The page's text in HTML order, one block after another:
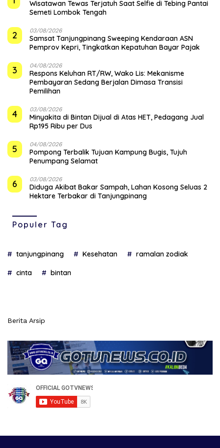
Wisatawan Tewas Terjatuh Saat Selfie di Tebing Pantai
Semeti Lombok Tengah
2 03/08/2026
Samsat Tanjungpinang Sweeping Kendaraan ASN
Pemprov Kepri, Tingkatkan Kepatuhan Bayar Pajak
3 04/08/2026
‎Respons Keluhan RT/RW, Wako Lis: Mekanisme
Pembayaran Sedang Berjalan Dimasa Transisi
Pemilihan
4 03/08/2026
Minyakita di Bintan Dijual di Atas HET, Pedagang Jual
Rp195 Ribu per Dus
5 04/08/2026
Pompong Terbalik Tujuan Kampung Bugis, Tujuh
Penumpang Selamat
6 03/08/2026
Diduga Akibat Bakar Sampah, Lahan Kosong Seluas 2
Hektare Terbakar di Tanjungpinang
Populer Tag
tanjungpinang Kesehatan ramalan zodiak
cinta bintan
Berita Arsip